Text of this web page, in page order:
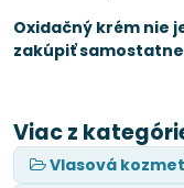
Oxidačný krém nie
zakúpiť
Viac z
Vlasová